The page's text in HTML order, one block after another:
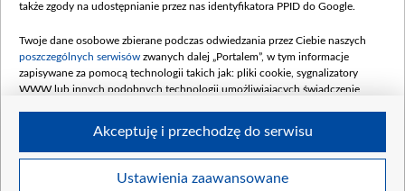
także zgody na udostępnianie przez nas identyfikatora PPID do Google.
Twoje dane osobowe zbierane podczas odwiedzania przez Ciebie naszych
poszczególnych serwisów zwanych dalej „Portalem”, w tym informacje
zapisywane za pomocą technologii takich jak: pliki cookie, sygnalizatory
WWW lub innych podobnych technologii umożliwiających świadczenie
Twoje dane osobowe zbierane podczas odwiedzania przez Ciebie
Ustawienia zaawansowane
Akceptuję i przechodzę do serwisu